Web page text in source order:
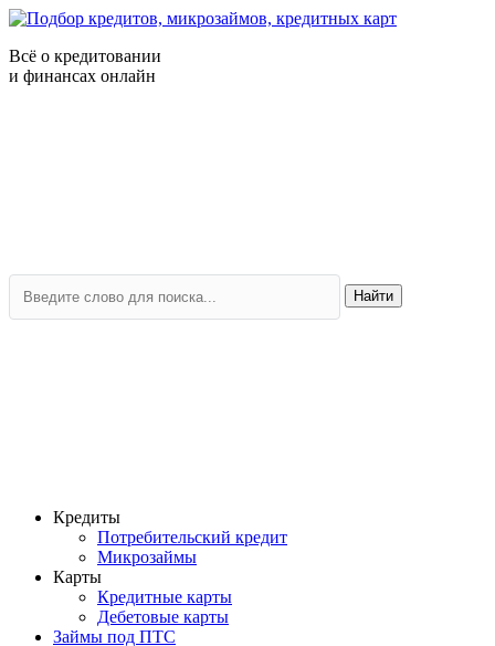
Всё о кредитовании
и финансах онлайн
Найти
Кредиты
Потребительский кредит
Микрозаймы
Карты
Кредитные карты
Дебетовые карты
Займы под ПТС